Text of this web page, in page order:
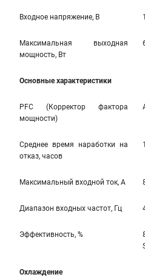
Входное напряжение, В
Максимальная выходная
мощность, Вт
Основные характеристики
PFC (Корректор фактора
мощности)
Среднее время наработки на
отказ, часов
Максимальный входной ток, А
Диапазон входных частот, Гц
Эффективность, %
Охлаждение